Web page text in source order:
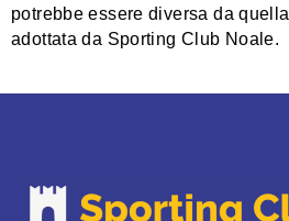
potrebbe essere diversa da quella
adottata da Sporting Club Noale.